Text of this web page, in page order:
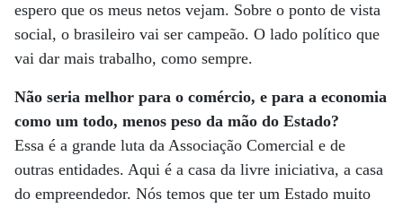
espero que os meus netos vejam. Sobre o ponto de vista
social, o brasileiro vai ser campeão. O lado político que
vai dar mais trabalho, como sempre.
Não seria melhor para o comércio, e para a economia
como um todo, menos peso da mão do Estado?
Essa é a grande luta da Associação Comercial e de
outras entidades. Aqui é a casa da livre iniciativa, a casa
do empreendedor. Nós temos que ter um Estado muito